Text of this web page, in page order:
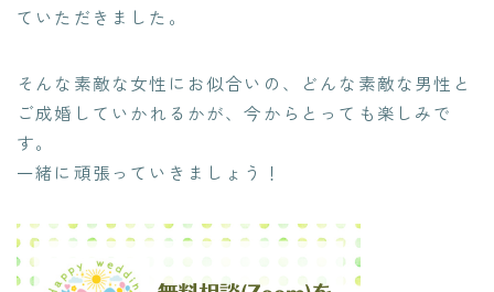
ていただきました。
そんな素敵な女性にお似合いの、どんな素敵な男性と
ご成婚していかれるかが、今からとっても楽しみで
す。
一緒に頑張っていきましょう！